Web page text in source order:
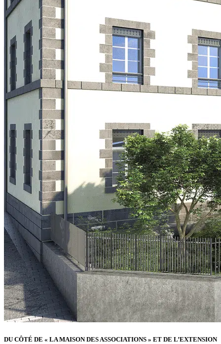
DU CÔTÉ DE « LA MAISON DES ASSOCIATIONS » ET DE L’EXTENSION